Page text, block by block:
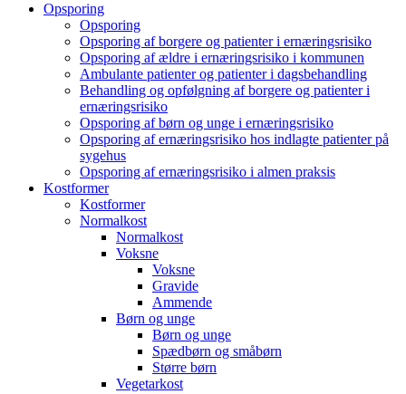
Opsporing
Opsporing
Opsporing af borgere og patienter i ernæringsrisiko
Opsporing af ældre i ernæringsrisiko i kommunen
Ambulante patienter og patienter i dagsbehandling
Behandling og opfølgning af borgere og patienter i
ernæringsrisiko
Opsporing af børn og unge i ernæringsrisiko
Opsporing af ernæringsrisiko hos indlagte patienter på
sygehus
Opsporing af ernæringsrisiko i almen praksis
Kostformer
Kostformer
Normalkost
Normalkost
Voksne
Voksne
Gravide
Ammende
Børn og unge
Børn og unge
Spædbørn og småbørn
Større børn
Vegetarkost